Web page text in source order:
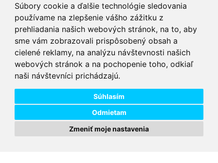
Súbory cookie a ďalšie technológie sledovania
používame na zlepšenie vášho zážitku z
prehliadania našich webových stránok, na to, aby
sme vám zobrazovali prispôsobený obsah a
cielené reklamy, na analýzu návštevnosti našich
webových stránok a na pochopenie toho, odkiaľ
naši návštevníci prichádzajú.
Súhlasím
Odmietam
Zmeniť moje nastavenia
VIP servis
na zakúpené
elektrobicykle
Testovacia trať
možnosť vyskúšať si
elektrobicykle
Doprava ZADARMO
pre objednávky nad tovar skladom pri
Copyright © 2026 DD PNEU s.r.o. Všetky práva vyhradené. bb9